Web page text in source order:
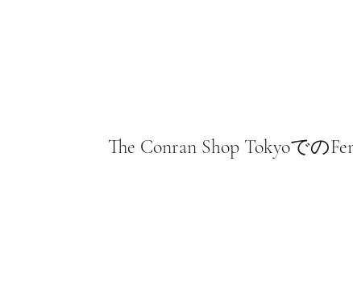
The Conran Shop Tokyoでの